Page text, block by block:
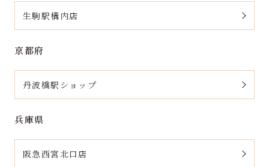
生駒駅構内店
京都府
丹波橋駅ショップ
兵庫県
阪急西宮北口店